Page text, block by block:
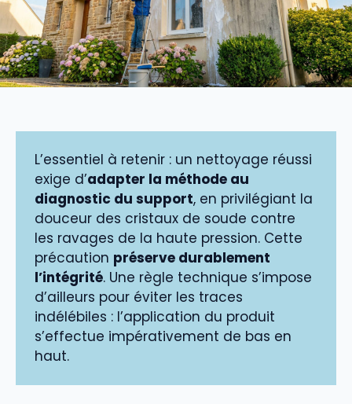
L’essentiel à retenir : un nettoyage réussi
exige d’adapter la méthode au
diagnostic du support, en privilégiant la
douceur des cristaux de soude contre
les ravages de la haute pression. Cette
précaution préserve durablement
l’intégrité. Une règle technique s’impose
d’ailleurs pour éviter les traces
indélébiles : l’application du produit
s’effectue impérativement de bas en
haut.